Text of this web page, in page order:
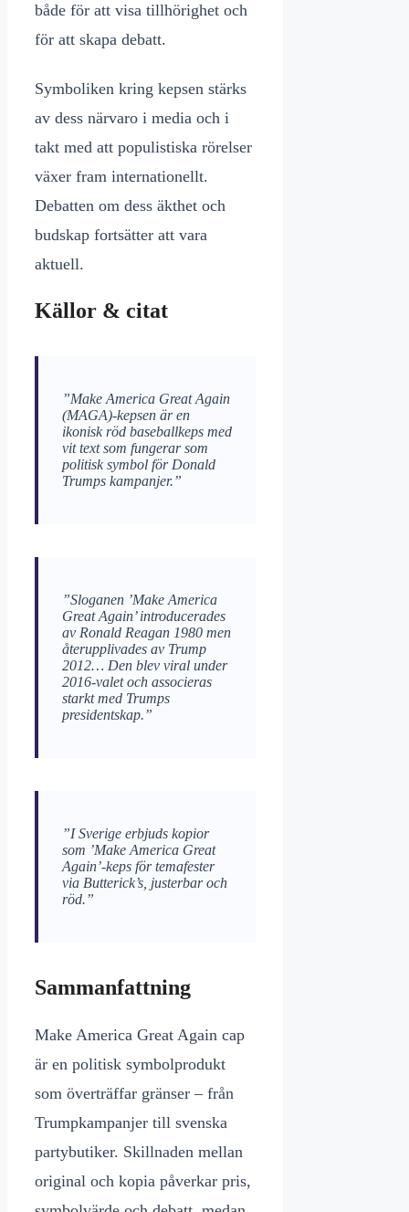
både för att visa tillhörighet och
för att skapa debatt.
Symboliken kring kepsen stärks
av dess närvaro i media och i
takt med att populistiska rörelser
växer fram internationellt.
Debatten om dess äkthet och
budskap fortsätter att vara
aktuell.
Källor & citat
”Make America Great Again
(MAGA)-kepsen är en
ikonisk röd baseballkeps med
vit text som fungerar som
politisk symbol för Donald
Trumps kampanjer.”
”Sloganen ’Make America
Great Again’ introducerades
av Ronald Reagan 1980 men
återupplivades av Trump
2012… Den blev viral under
2016-valet och associeras
starkt med Trumps
presidentskap.”
”I Sverige erbjuds kopior
som ’Make America Great
Again’-keps för temafester
via Butterick’s, justerbar och
röd.”
Sammanfattning
Make America Great Again cap
är en politisk symbolprodukt
som överträffar gränser – från
Trumpkampanjer till svenska
partybutiker. Skillnaden mellan
original och kopia påverkar pris,